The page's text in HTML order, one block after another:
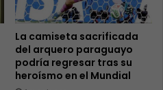
La camiseta sacrificada
del arquero paraguayo
podría regresar tras su
heroísmo en el Mundial